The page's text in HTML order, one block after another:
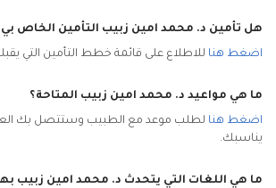
هل تأمين د. محمد امين زبيب التأمين الخاص
اضغط هنا للاطلاع على قائمة خطط التأمين التي
ما هي مواعيد د. محمد امين زبيب المتاحة؟
اضغط هنا لطلب موعد مع الطبيب وستتصل بك
يناسبك.
ما هي اللغات التي يتحدث د. محمد امين زبيب